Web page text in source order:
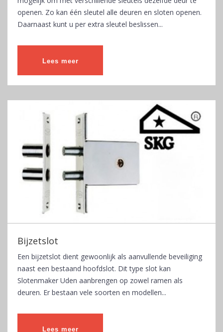
openen. Zo kan één sleutel alle deuren en sloten openen.
Daarnaast kunt u per extra sleutel beslissen...
Lees meer
Bijzetslot
Een bijzetslot dient gewoonlijk als aanvullende beveiliging
naast een bestaand hoofdslot. Dit type slot kan
Slotenmaker Uden aanbrengen op zowel ramen als
deuren. Er bestaan vele soorten en modellen...
Lees meer